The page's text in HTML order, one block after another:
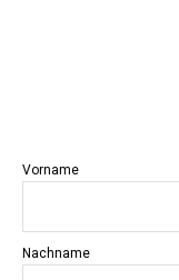
Vorname
Nachname